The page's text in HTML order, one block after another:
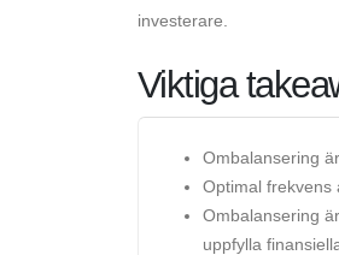
investerare.
Viktiga
Ombalansering
Optimal frekvens
Ombalansering
uppfylla